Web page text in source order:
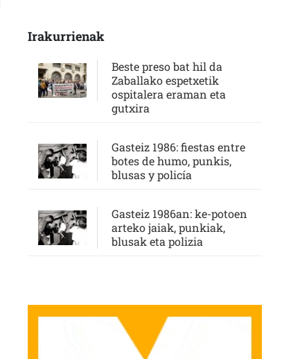
Irakurrienak
Beste preso bat hil da
Zaballako espetxetik
ospitalera eraman eta
gutxira
Gasteiz 1986: fiestas entre
botes de humo, punkis,
blusas y policía
Gasteiz 1986an: ke-potoen
arteko jaiak, punkiak,
blusak eta polizia